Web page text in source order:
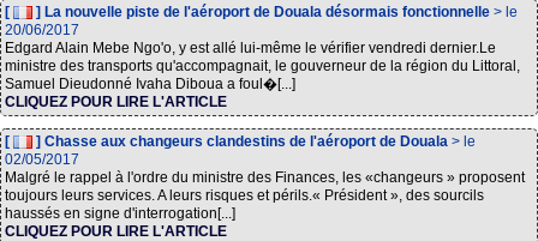
[ ] La nouvelle piste de l'aéroport de Douala désormais fonctionnelle > le
20/06/2017
Edgard Alain Mebe Ngo'o, y est allé lui-même le vérifier vendredi dernier.Le
ministre des transports qu'accompagnait, le gouverneur de la région du Littoral,
Samuel Dieudonné Ivaha Diboua a foul�[...]
CLIQUEZ POUR LIRE L'ARTICLE
[ ] Chasse aux changeurs clandestins de l'aéroport de Douala > le
02/05/2017
Malgré le rappel à l'ordre du ministre des Finances, les «changeurs » proposent
toujours leurs services. A leurs risques et périls.« Président », des sourcils
haussés en signe d'interrogation[...]
CLIQUEZ POUR LIRE L'ARTICLE